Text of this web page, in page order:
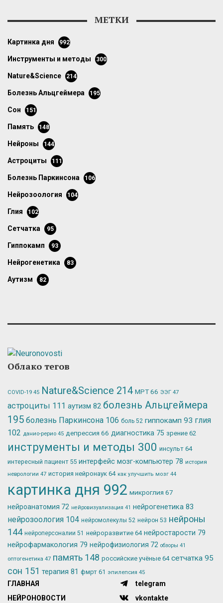
МЕТКИ
картинка дня 992
инструменты и методы 300
Nature&Science 214
болезнь Альцгеймера 195
сон 151
память 148
нейроны 144
астроциты 111
болезнь Паркинсона 106
нейрозоология 104
глия 102
сетчатка 95
гиппокамп 93
нейрогенетика 83
аутизм 82
Облако тегов
COVID-19 45 Nature&Science 214 МРТ66 ЭЭГ 47
астроциты 111 аутизм 82 болезнь Альцгеймера
195 болезнь Паркинсона 106 боль 52 гиппокамп 93 глия
102 данио-рерио 45 депрессия 66 диагностика 75 зрение 62
инструменты и методы 300 инсульт 64
интересный пациент 55 интерфейс мозг-компьютер 78 история
неврологии 47 история нейронаук 64 как улучшить мозг 44
картинка дня 992 микроглия 67
нейроанатомия 72 нейровизуализация 41 нейрогенетика 83
нейрозоология 104 нейромолекулы 52 нейрон 53 нейроны
144 нейроперсоналии 51 нейроразвитие 64 нейростарости 79
нейрофармакология 79 нейрофизиология 72 обзоры 41
оптогенетика 47 память 148 российские учёные 64 сетчатка 95
сон 151 терапия 81 фмрт 61 эпилепсия 45
ГЛАВНАЯ
НЕЙРОНОВОСТИ
telegram
vkontakte